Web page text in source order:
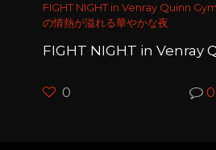
FIGHT NIGHT in Venray Quinn
の情熱が溢れる華やかな夜
FIGHT NIGHT in Venray
0 0